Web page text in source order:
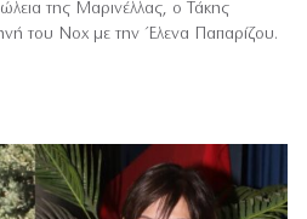
της Μαρινέλλας, ο Τάκης
του Nox με την Έλενα Παπαρίζου.